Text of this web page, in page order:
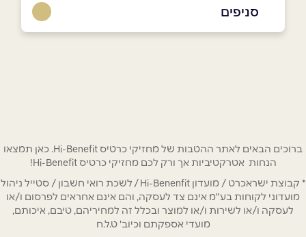
באתר
טלפון*
אימייל *
סניפים
ברוכים הבאים לאתר ההטבות של מחזיקי כרטיס Hi-Benefit. כאן תמצאו
הנחות אטרקטיביות אך ורק לכם מחזיקי כרטיס Hi-Benefit!
* קבוצת ישראכרט / מועדון Hi-Benenfit / לשכת רואי חשבון / סטייל ניהול
מועדוני לקוחות בע"מ אינם צד לעסקה, והם אינם אחראים לפרסום ו/או
לעסקה ו/או לשירות ו/או למוצר ובכלל זה למחיריהם, טיבם, איכותם,
מועדי אספקתם וכיוב' ט.ל.ח